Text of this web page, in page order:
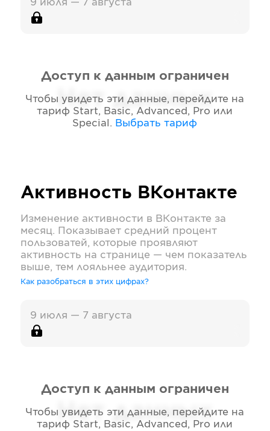
9 июля — 7 августа
Нет данных
Доступ к данным ограничен
Чтобы увидеть эти данные, перейдите на
тариф Start, Basic, Advanced, Pro или
Special . Выбрать тариф
Активность ВКонтакте
Изменение активности в ВКонтакте за
месяц. Показывает средний процент
пользоватей, которые проявляют
активность на странице — чем показатель
выше, тем лояльнее аудитория.
Как разобраться в этих цифрах?
9 июля — 7 августа
Нет данных
Доступ к данным ограничен
Чтобы увидеть эти данные, перейдите на
тариф Start, Basic, Advanced, Pro или